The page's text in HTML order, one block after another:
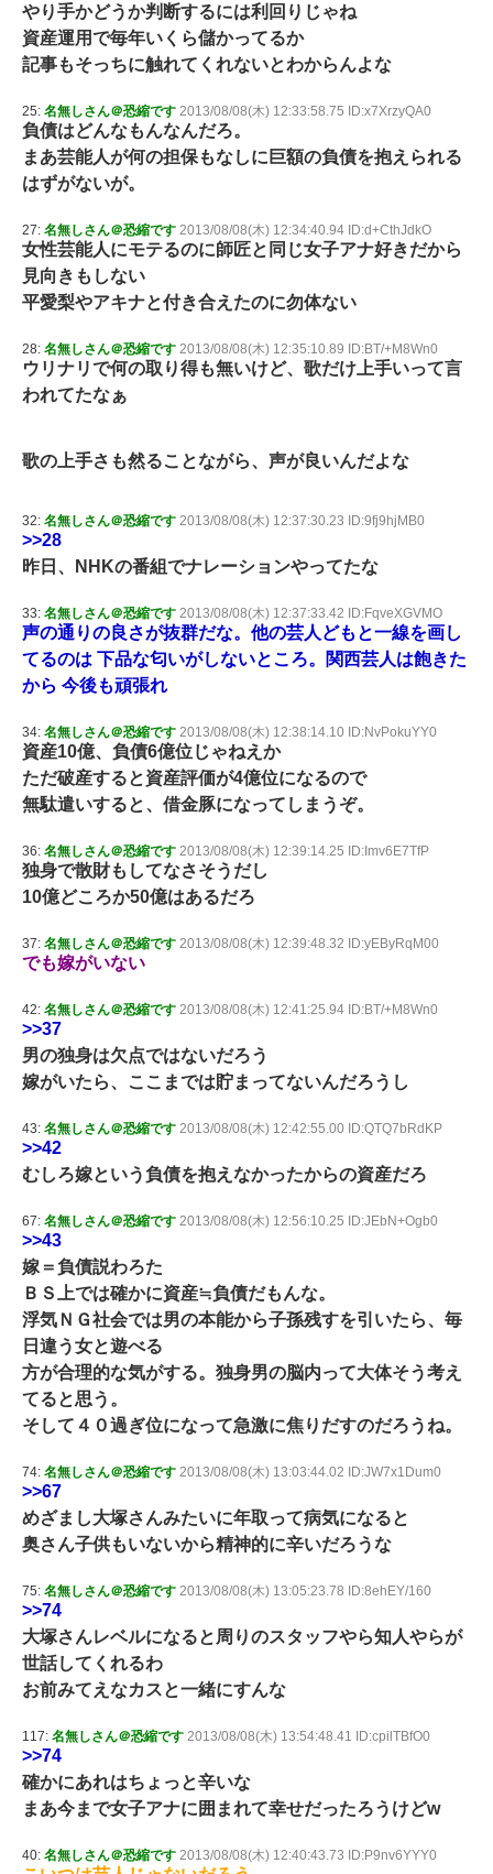
やり手かどうか判断するには利回りじゃね
資産運用で毎年いくら儲かってるか
記事もそっちに触れてくれないとわからんよな
25: 名無しさん＠恐縮です 2013/08/08(木) 12:33:58.75 ID:x7XrzyQA0
負債はどんなもんなんだろ。
まあ芸能人が何の担保もなしに巨額の負債を抱えられる
はずがないが。
27: 名無しさん＠恐縮です 2013/08/08(木) 12:34:40.94 ID:d+CthJdkO
女性芸能人にモテるのに師匠と同じ女子アナ好きだから
見向きもしない
平愛梨やアキナと付き合えたのに勿体ない
28: 名無しさん＠恐縮です 2013/08/08(木) 12:35:10.89 ID:BT/+M8Wn0
ウリナリで何の取り得も無いけど、歌だけ上手いって言
われてたなぁ
歌の上手さも然ることながら、声が良いんだよな
32: 名無しさん＠恐縮です 2013/08/08(木) 12:37:30.23 ID:9fj9hjMB0
>>28
昨日、NHKの番組でナレーションやってたな
33: 名無しさん＠恐縮です 2013/08/08(木) 12:37:33.42 ID:FqveXGVMO
声の通りの良さが抜群だな。他の芸人どもと一線を画し
てるのは 下品な匂いがしないところ。関西芸人は飽きた
から 今後も頑張れ
34: 名無しさん＠恐縮です 2013/08/08(木) 12:38:14.10 ID:NvPokuYY0
資産10億、負債6億位じゃねえか
ただ破産すると資産評価が4億位になるので
無駄遣いすると、借金豚になってしまうぞ。
36: 名無しさん＠恐縮です 2013/08/08(木) 12:39:14.25 ID:Imv6E7TfP
独身で散財もしてなさそうだし
10億どころか50億はあるだろ
37: 名無しさん＠恐縮です 2013/08/08(木) 12:39:48.32 ID:yEByRqM00
でも嫁がいない
42: 名無しさん＠恐縮です 2013/08/08(木) 12:41:25.94 ID:BT/+M8Wn0
>>37
男の独身は欠点ではないだろう
嫁がいたら、ここまでは貯まってないんだろうし
43: 名無しさん＠恐縮です 2013/08/08(木) 12:42:55.00 ID:QTQ7bRdKP
>>42
むしろ嫁という負債を抱えなかったからの資産だろ
67: 名無しさん＠恐縮です 2013/08/08(木) 12:56:10.25 ID:JEbN+Ogb0
>>43
嫁＝負債説わろた
ＢＳ上では確かに資産≒負債だもんな。
浮気ＮＧ社会では男の本能から子孫残すを引いたら、毎
日違う女と遊べる
方が合理的な気がする。独身男の脳内って大体そう考え
てると思う。
そして４０過ぎ位になって急激に焦りだすのだろうね。
74: 名無しさん＠恐縮です 2013/08/08(木) 13:03:44.02 ID:JW7x1Dum0
>>67
めざまし大塚さんみたいに年取って病気になると
奥さん子供もいないから精神的に辛いだろうな
75: 名無しさん＠恐縮です 2013/08/08(木) 13:05:23.78 ID:8ehEY/160
>>74
大塚さんレベルになると周りのスタッフやら知人やらが
世話してくれるわ
お前みてえなカスと一緒にすんな
117: 名無しさん＠恐縮です 2013/08/08(木) 13:54:48.41 ID:cpilTBfO0
>>74
確かにあれはちょっと辛いな
まあ今まで女子アナに囲まれて幸せだったろうけどw
40: 名無しさん＠恐縮です 2013/08/08(木) 12:40:43.73 ID:P9nv6YYY0